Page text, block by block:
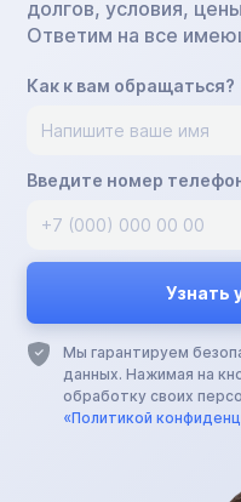
долгов, условия,
Ответим на все
Как к вам обращаться?
Введите номер
Мы гарантируем
данных. Нажимая на
обработку своих
«Политикой